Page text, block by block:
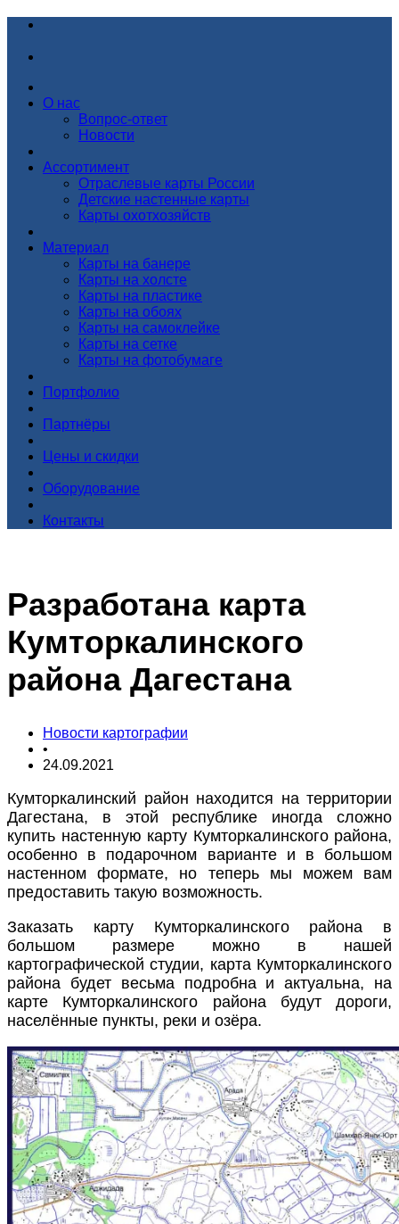
О нас
Вопрос-ответ
Новости
Ассортимент
Отраслевые карты России
Детские настенные карты
Карты охотхозяйств
Материал
Карты на банере
Карты на холсте
Карты на пластике
Карты на обоях
Карты на самоклейке
Карты на сетке
Карты на фотобумаге
Портфолио
Партнёры
Цены и скидки
Оборудование
Контакты
Разработана карта
Кумторкалинского
района Дагестана
Новости картографии
•
24.09.2021
Кумторкалинский район находится на территории
Дагестана, в этой республике иногда сложно
купить настенную карту Кумторкалинского района,
особенно в подарочном варианте и в большом
настенном формате, но теперь мы можем вам
предоставить такую возможность.
Заказать карту Кумторкалинского района в
большом размере можно в нашей
картографической студии, карта Кумторкалинского
района будет весьма подробна и актуальна, на
карте Кумторкалинского района будут дороги,
населённые пункты, реки и озёра.